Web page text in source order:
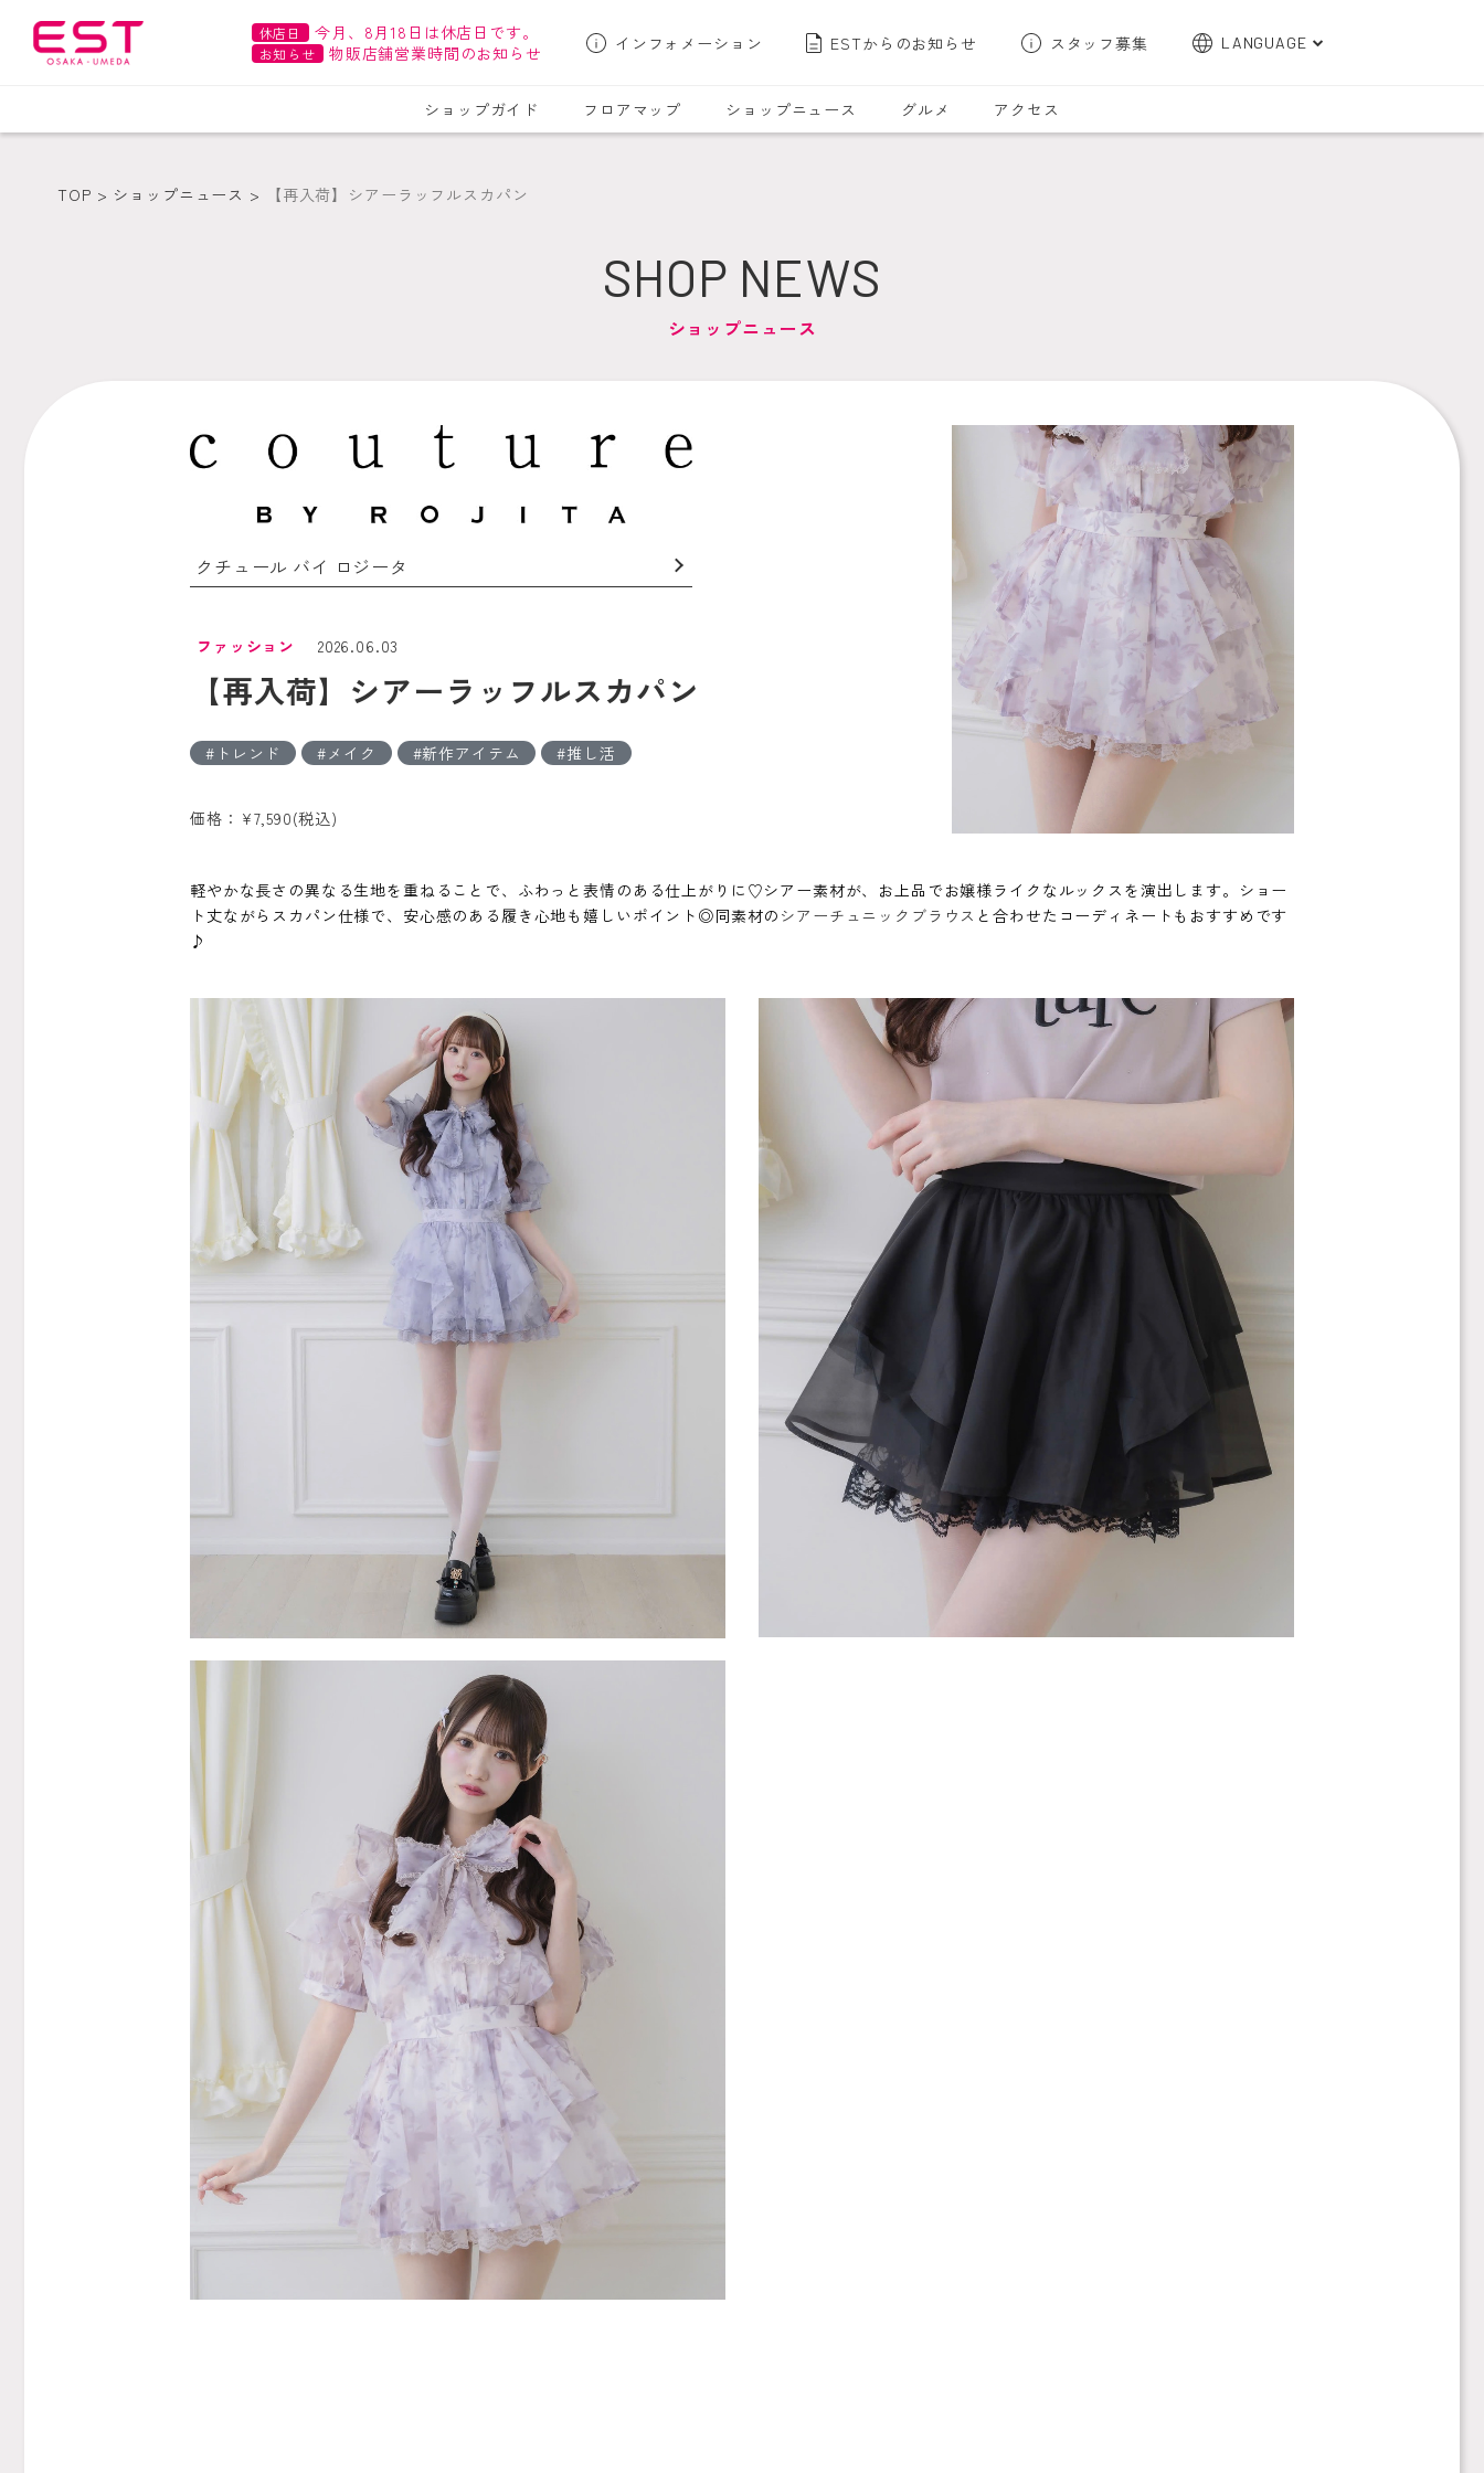
休店日 今月、8月18日は休店日です。
お知らせ 物販店舗営業時間のお知らせ インフォメーション ESTからのお知らせ スタッフ募集 LANGUAGE
한국어
ショップガイド フロアマップ ショップニュース グルメ アクセス
TOP ショップニュース 【再入荷】シアーラッフルスカパン
SHOP NEWS
ショップニュース
クチュール バイ ロジータ
ファッション 2026.06.03
【再入荷】シアーラッフルスカパン
トレンド メイク 新作アイテム 推し活
価格：¥7,590(税込)
軽やかな長さの異なる生地を重ねることで、ふわっと表情のある仕上がりに♡シアー素材が、お上品でお嬢様ライクなルックスを演出します。ショー
ト丈ながらスカパン仕様で、安心感のある履き心地も嬉しいポイント◎同素材の シアーチュニックブラウス と合わせたコーディネートもおすすめです
♪